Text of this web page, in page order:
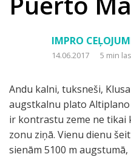
IMPRO
14.06.2017 5 min
Andu kalni, tuksneši,
augstkalnu plato Altiplano
ir kontrastu zeme ne tikai
zonu ziņā. Vienu dienu
sienām 5100 m